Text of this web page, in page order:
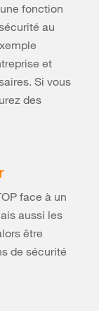
fonction
au
et
Si vous
des
face à un
aussi les
être
de sécurité